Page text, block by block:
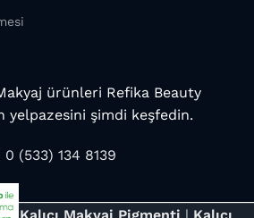
ürünleri Refika Beauty
yelpazesini şimdi keşfedin.
0 (533) 134 8139